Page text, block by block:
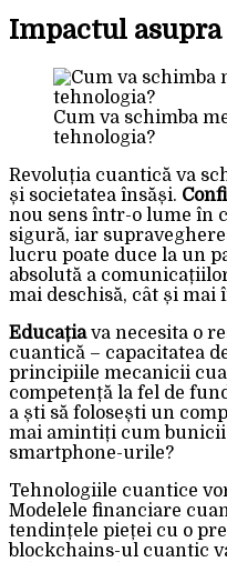
Impactul
Cum va schimba
tehnologia?
Revoluția cuantică va
și societatea însăși.
nou sens într-o lume în
sigură, iar
lucru poate duce la un
absolută a
mai deschisă, cât și mai
Educațiava necesita o
cuantică – capacitatea
principiile mecanicii
competență la fel de
a ști să folosești un
mai amintiți cum
smartphone-urile?
Tehnologiile cuantice
Modelele financiare
tendințele pieței cu o
blockchains-ul cuantic